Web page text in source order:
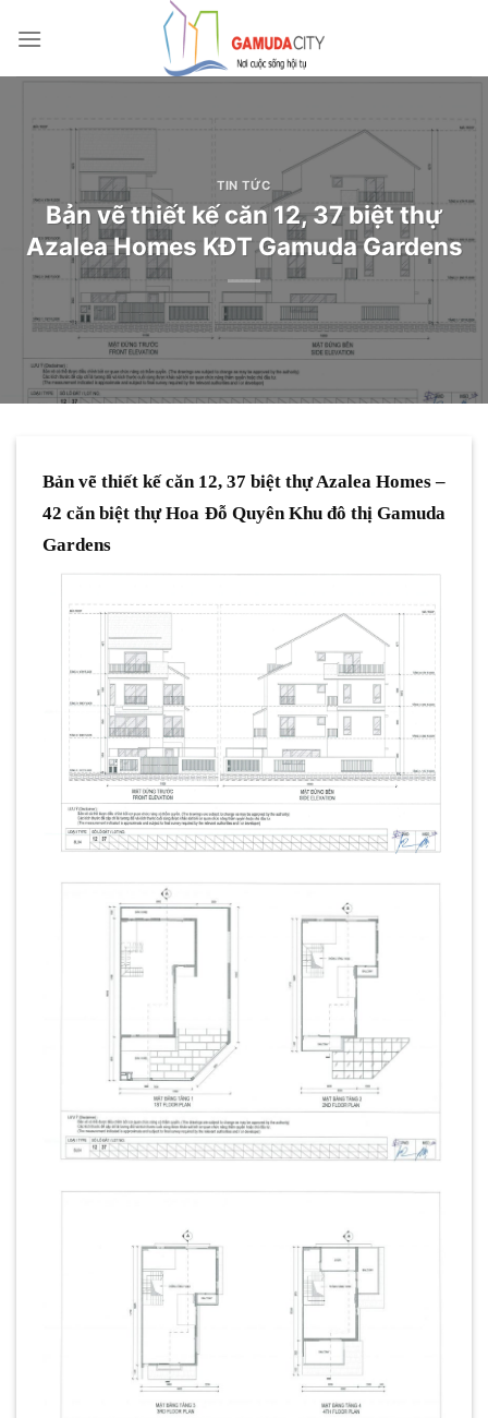
qua
TIN TỨC
Bản vẽ thiết kế căn 12, 37 biệt thự
Azalea Homes KĐT Gamuda Gardens
Bản vẽ thiết kế căn 12, 37 biệt thự Azalea Homes –
42 căn biệt thự Hoa Đỗ Quyên Khu đô thị Gamuda
Gardens